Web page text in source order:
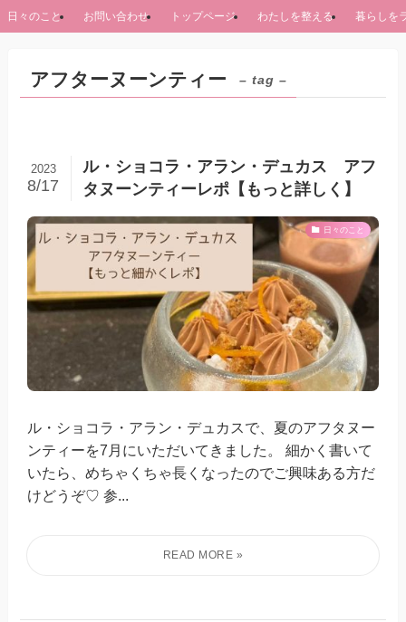
日々のこと お問い合わせ トップページ わたしを整える 暮らしを
アフターヌーンティー – tag –
ル・ショコラ・アラン・デュカス アフ
タヌーンティーレポ【もっと詳しく】
2023
8/17
日々のこと
ル・ショコラ・アラン・デュカスで、夏のアフタヌー
ンティーを7月にいただいてきました。 細かく書いて
いたら、めちゃくちゃ長くなったのでご興味ある方だ
けどうぞ♡ 参...